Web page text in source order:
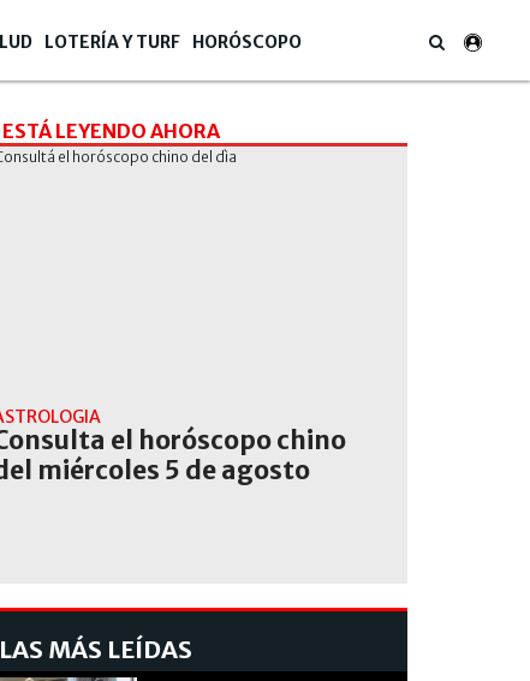
LOTERÍA Y TURF HORÓSCOPO
ESTÁ LEYENDO AHORA
el horóscopo chino
miércoles 5 de agosto
LAS MÁS LEÍDAS